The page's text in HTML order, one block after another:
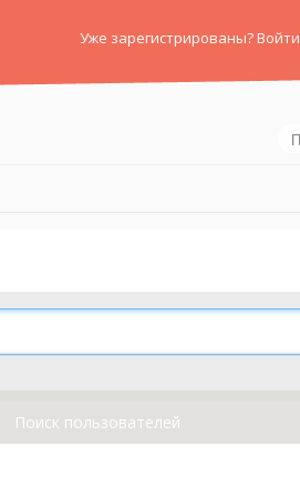
Уже зарегистрированы? Войти
Поиск пользователей